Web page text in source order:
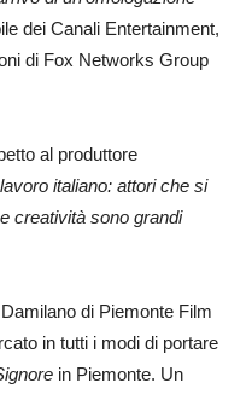
dei Canali Entertainment,
di Fox Networks Group
al produttore
italiano: attori che si
creatività sono grandi
di Piemonte Film
in tutti i modi di portare
in Piemonte. Un